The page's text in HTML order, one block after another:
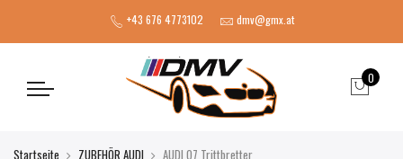
+43 676 4773102 dmv@gmx.at
0
Startseite ZUBEHÖR AUDI AUDI Q7 Trittbretter